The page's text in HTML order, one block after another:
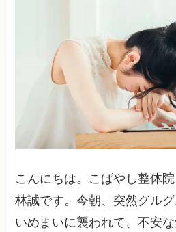
こんにちは。こばやし整体
林誠です。今朝、突然グル
いめまいに襲われて、不安